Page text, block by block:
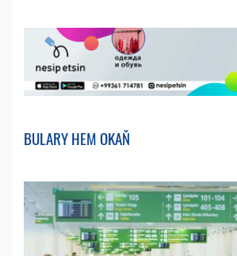
BULARY HEM OKAŇ